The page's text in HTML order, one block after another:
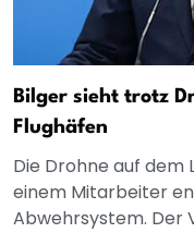
Bilger sieht trotz
Flughäfen
Die Drohne auf dem
einem Mitarbeiter
Abwehrsystem. Der